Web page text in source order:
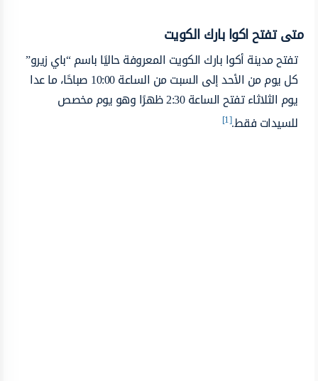
متى تفتح اكوا بارك الكويت
تفتح مدينة أكوا بارك الكويت المعروفة حاليًا باسم “باي زيرو”
كل يوم من الأحد إلى السبت من الساعة 10:00 صباحًا، ما عدا
يوم الثلاثاء تفتح الساعة 2:30 ظهرًا وهو يوم مخصص
للسيدات فقط.[1]